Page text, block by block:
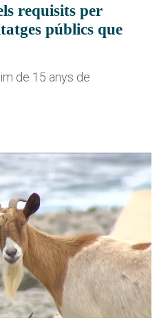
requisits per
públics que
de 15 anys de